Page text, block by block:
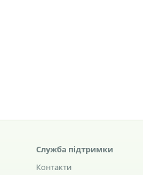
Служба підтримки
Контакти